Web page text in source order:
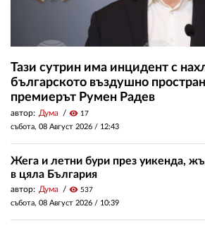
Тази сутрин има инцидент с
българското въздушно
премиерът Румен Радев
автор: Дума visibility 17
събота, 08 Август 2026 / 12:43
Жега и летни бури през уикенда,
в цяла България
автор: Дума visibility 537
събота, 08 Август 2026 / 10:39